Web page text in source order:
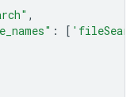
,
: [